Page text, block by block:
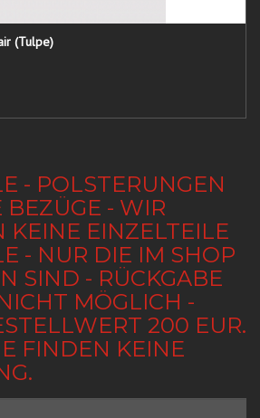
(Tulpe)
- POLSTERUNGEN
BEZÜGE - WIR
KEINE EINZELTEILE
- NUR DIE IM SHOP
SIND - RÜCKGABE
MÖGLICH -
200 EUR.
FINDEN KEINE